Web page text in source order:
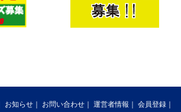
お知らせ お問い合わせ 運営者情報
会員登録